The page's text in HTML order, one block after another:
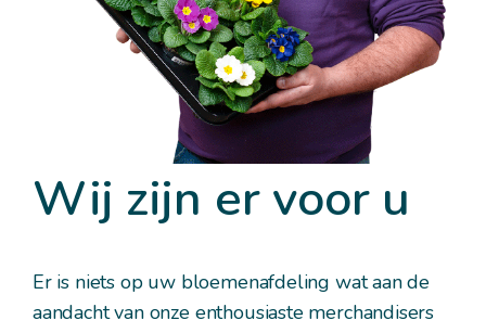
Wij zijn er voor u
Er is niets op uw bloemenafdeling wat aan de
aandacht van onze enthousiaste merchandisers